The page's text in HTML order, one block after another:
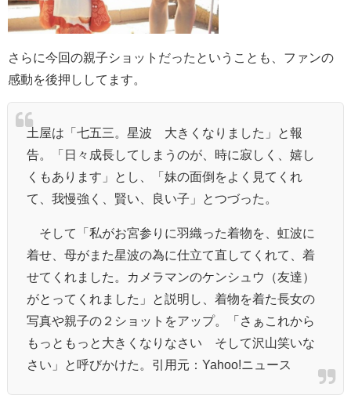
さらに今回の親子ショットだったということも、ファンの
感動を後押ししてます。
土屋は「七五三。星波 大きくなりました」と報
告。「日々成長してしまうのが、時に寂しく、嬉し
くもあります」とし、「妹の面倒をよく見てくれ
て、我慢強く、賢い、良い子」とつづった。
そして「私がお宮参りに羽織った着物を、虹波に
着せ、母がまた星波の為に仕立て直してくれて、着
せてくれました。カメラマンのケンシュウ（友達）
がとってくれました」と説明し、着物を着た長女の
写真や親子の２ショットをアップ。「さぁこれから
もっともっと大きくなりなさい そして沢山笑いな
さい」と呼びかけた。引用元：Yahoo!ニュース